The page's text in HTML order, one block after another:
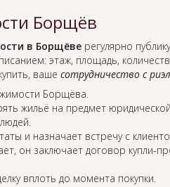
Борщёв
в Борщёверегулярно
этаж, площадь,
ваше сотрудничество с
Борщёва.
жильё на предмет
и назначает встречу с
он заключает договор купли-
вплоть до момента покупки.